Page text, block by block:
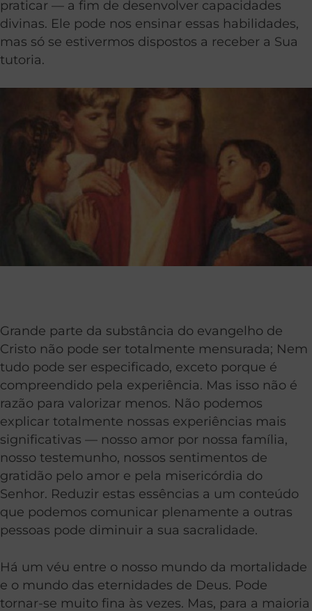
praticar — a fim de desenvolver capacidades
divinas. Ele pode nos ensinar essas habilidades,
mas só se estivermos dispostos a receber a Sua
tutoria.
Grande parte da substância do evangelho de
Cristo não pode ser totalmente mensurada; Nem
tudo pode ser especificado, exceto porque é
compreendido pela experiência. Mas isso não é
razão para valorizar menos. Não podemos
explicar totalmente nossas experiências mais
significativas — nosso amor por nossa família,
nosso testemunho, nossos sentimentos de
gratidão pelo amor e pela misericórdia do
Senhor. Reduzir estas essências a um conteúdo
que podemos comunicar plenamente a outras
pessoas pode diminuir a sua sacralidade.
Há um véu entre o nosso mundo da mortalidade
e o mundo das eternidades de Deus. Pode
tornar-se muito fina às vezes. Mas, para a maioria